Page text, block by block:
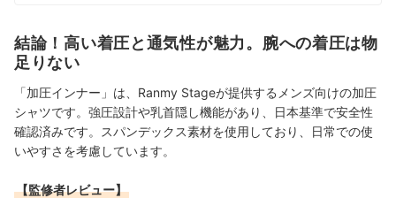
奥冨舞のプロフィール
結論！高い着圧と通気性が魅力。腕への着圧は物
足りない
「加圧インナー」は、Ranmy Stageが提供するメンズ向けの加圧
シャツです。強圧設計や乳首隠し機能があり、日本基準で安全性
確認済みです。スパンデックス素材を使用しており、日常での使
いやすさを考慮しています。
【監修者レビュー】